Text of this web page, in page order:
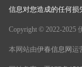
信息对您造成的任何损
Copyright © 2022-2025
本网站由伊春信息网 运